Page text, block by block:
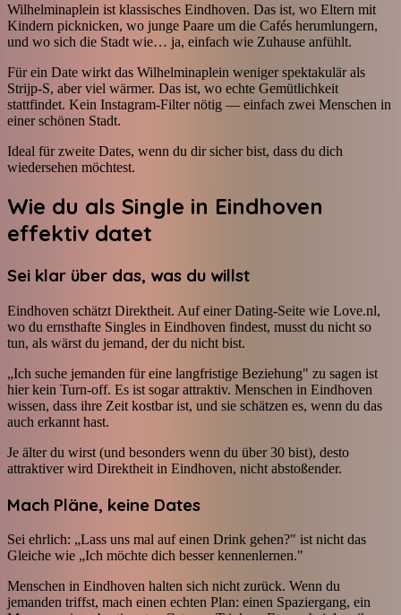
Wilhelminaplein ist klassisches Eindhoven. Das ist, wo Eltern mit
Kindern picknicken, wo junge Paare um die Cafés herumlungern,
und wo sich die Stadt wie… ja, einfach wie Zuhause anfühlt.
Für ein Date wirkt das Wilhelminaplein weniger spektakulär als
Strijp-S, aber viel wärmer. Das ist, wo echte Gemütlichkeit
stattfindet. Kein Instagram-Filter nötig — einfach zwei Menschen in
einer schönen Stadt.
Ideal für zweite Dates, wenn du dir sicher bist, dass du dich
wiedersehen möchtest.
Wie du als Single in Eindhoven
effektiv datet
Sei klar über das, was du willst
Eindhoven schätzt Direktheit. Auf einer Dating-Seite wie Love.nl,
wo du ernsthafte Singles in Eindhoven findest, musst du nicht so
tun, als wärst du jemand, der du nicht bist.
„Ich suche jemanden für eine langfristige Beziehung" zu sagen ist
hier kein Turn-off. Es ist sogar attraktiv. Menschen in Eindhoven
wissen, dass ihre Zeit kostbar ist, und sie schätzen es, wenn du das
auch erkannt hast.
Je älter du wirst (und besonders wenn du über 30 bist), desto
attraktiver wird Direktheit in Eindhoven, nicht abstoßender.
Mach Pläne, keine Dates
Sei ehrlich: „Lass uns mal auf einen Drink gehen?" ist nicht das
Gleiche wie „Ich möchte dich besser kennenlernen."
Menschen in Eindhoven halten sich nicht zurück. Wenn du
jemanden triffst, mach einen echten Plan: einen Spaziergang, ein